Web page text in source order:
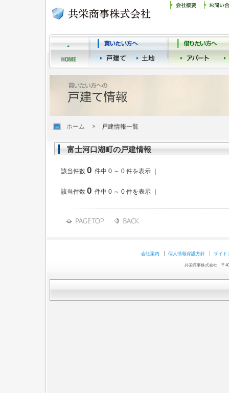
ホーム 戸建情報一覧
富士河口湖町の戸建情報
該当件数 0 件中 0 ～ 0 件を表示 ｜
該当件数 0 件中 0 ～ 0 件を表示 ｜
会社案内 個人情報保護方針 サイト
共栄商事株式会社 〒